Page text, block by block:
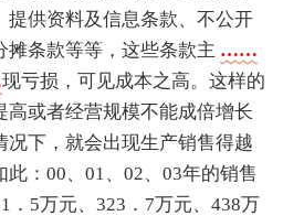
提供资料及信息条款、不公开
摊条款等等，这些条款主 ……
现亏损，可见成本之高。这样的
高或者经营规模不能成倍增长
况下，就会出现生产销售得越
：00、01、02、03年的销售
．5万元、323．7万元、438万